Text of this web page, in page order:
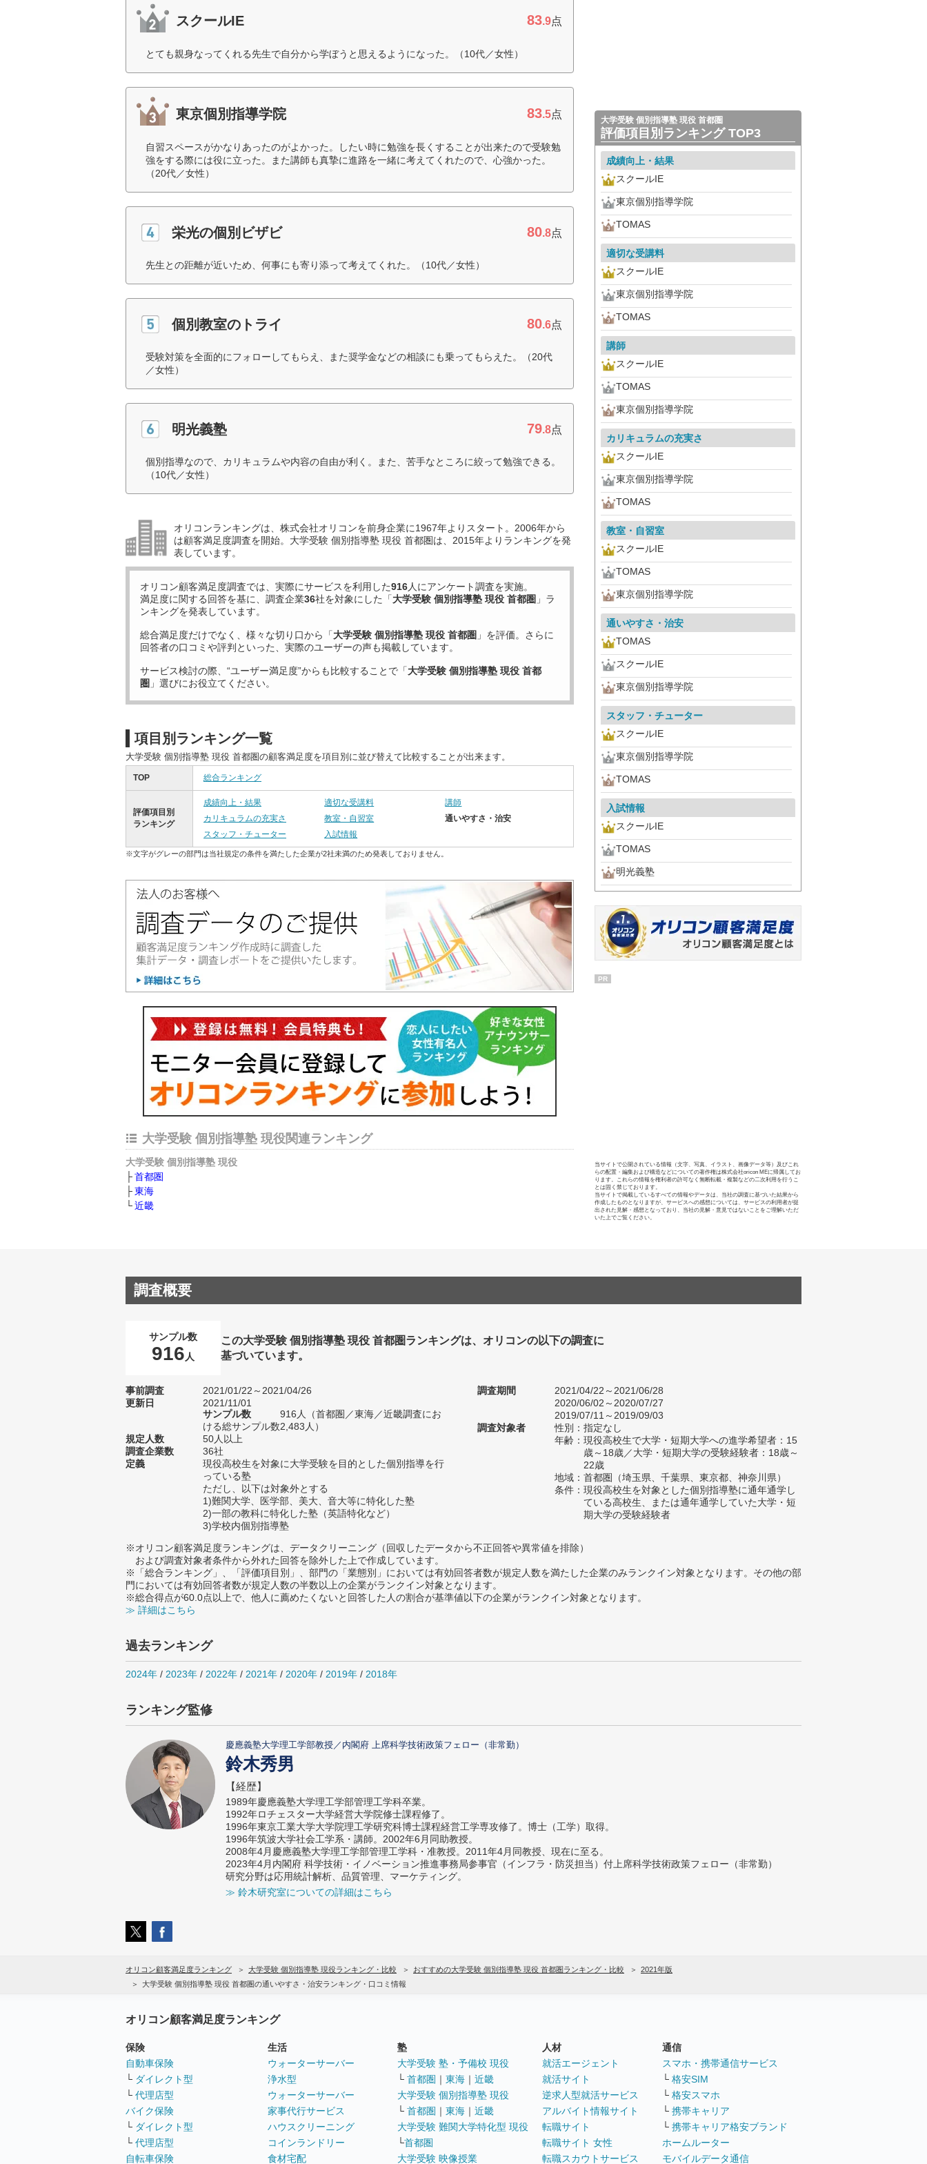
スクールIE 83.9点
とても親身なってくれる先生で自分から学ぼうと思えるようになった。（10代／女性）
東京個別指導学院 83.5点
自習スペースがかなりあったのがよかった。したい時に勉強を長くすることが出来たので受験勉
強をする際には役に立った。また講師も真摯に進路を一緒に考えてくれたので、心強かった。
（20代／女性）
栄光の個別ビザビ 80.8点
先生との距離が近いため、何事にも寄り添って考えてくれた。（10代／女性）
個別教室のトライ 80.6点
受験対策を全面的にフォローしてもらえ、また奨学金などの相談にも乗ってもらえた。（20代
／女性）
明光義塾 79.8点
個別指導なので、カリキュラムや内容の自由が利く。また、苦手なところに絞って勉強できる。
（10代／女性）
オリコンランキングは、株式会社オリコンを前身企業に1967年よりスタート。2006年から
は顧客満足度調査を開始。大学受験 個別指導塾 現役 首都圏は、2015年よりランキングを発
表しています。
オリコン顧客満足度調査では、実際にサービスを利用した916人にアンケート調査を実施。
満足度に関する回答を基に、調査企業36社を対象にした「大学受験 個別指導塾 現役 首都圏 」ラ
ンキングを発表しています。
総合満足度だけでなく、様々な切り口から「大学受験 個別指導塾 現役 首都圏 」を評価。さらに
回答者の口コミや評判といった、実際のユーザーの声も掲載しています。
サービス検討の際、“ユーザー満足度”からも比較することで「大学受験 個別指導塾 現役 首都
圏 」選びにお役立てください。
項目別ランキング一覧
大学受験 個別指導塾 現役 首都圏の顧客満足度を項目別に並び替えて比較することが出来ます。
TOP 総合ランキング
評価項目別
ランキング
成績向上・結果 適切な受講料
講師
カリキュラムの充実さ
教室・自習室
通いやすさ・治安
スタッフ・チューター
入試情報
※文字がグレーの部門は当社規定の条件を満たした企業が2社未満のため発表しておりません。
大学受験 個別指導塾 現役関連ランキング
大学受験 個別指導塾 現役
首都圏
東海
近畿
大学受験 個別指導塾 現役 首都圏
評価項目別ランキング TOP3
成績向上・結果
スクールIE
東京個別指導学院
TOMAS
適切な受講料
スクールIE
東京個別指導学院
TOMAS
講師
スクールIE
TOMAS
東京個別指導学院
カリキュラムの充実さ
スクールIE
東京個別指導学院
TOMAS
教室・自習室
スクールIE
TOMAS
東京個別指導学院
通いやすさ・治安
TOMAS
スクールIE
東京個別指導学院
スタッフ・チューター
スクールIE
東京個別指導学院
TOMAS
入試情報
スクールIE
TOMAS
明光義塾
PR
当サイトで公開されている情報（文字、写真、イラスト、画像データ等）及びこれ
らの配置・編集および構造などについての著作権は株式会社oricon MEに帰属してお
ります。これらの情報を権利者の許可なく無断転載・複製などの二次利用を行うこ
とは固く禁じております。
当サイトで掲載しているすべての情報やデータは、当社の調査に基づいた結果から
作成したものとなりますが、サービスへの感想については、サービスの利用者が提
出された見解・感想となっており、当社の見解・意見ではないことをご理解いただ
いた上でご覧ください。
調査概要
サンプル数
916 人
この大学受験 個別指導塾 現役 首都圏ランキングは、オリコンの以下の調査に
基づいています。
事前調査
2021/01/22～2021/04/26
更新日
2021/11/01
サンプル数
916人（首都圏／東海／近畿調査にお
ける総サンプル数2,483人）
規定人数
50人以上
調査企業数
36社
定義
現役高校生を対象に大学受験を目的とした個別指導を行
っている塾
ただし、以下は対象外とする
1)難関大学、医学部、美大、音大等に特化した塾
2)一部の教科に特化した塾（英語特化など）
3)学校内個別指導塾
調査期間
2021/04/22～2021/06/28
2020/06/02～2020/07/27
2019/07/11～2019/09/03
調査対象者
性別：指定なし
年齢：現役高校生で大学・短期大学への進学希望者：15
歳～18歳／大学・短期大学の受験経験者：18歳～
22歳
地域：首都圏（埼玉県、千葉県、東京都、神奈川県）
条件：現役高校生を対象とした個別指導塾に通年通学し
ている高校生、または通年通学していた大学・短
期大学の受験経験者
※オリコン顧客満足度ランキングは、データクリーニング（回収したデータから不正回答や異常値を排除）
および調査対象者条件から外れた回答を除外した上で作成しています。
※「総合ランキング」、「評価項目別」、部門の「業態別」においては有効回答者数が規定人数を満たした企業のみランクイン対象となります。その他の部
門においては有効回答者数が規定人数の半数以上の企業がランクイン対象となります。
※総合得点が60.0点以上で、他人に薦めたくないと回答した人の割合が基準値以下の企業がランクイン対象となります。
≫ 詳細はこちら
過去ランキング
2024年 / 2023年 / 2022年 / 2021年 / 2020年 / 2019年 / 2018年
ランキング監修
慶應義塾大学理工学部教授／内閣府 上席科学技術政策フェロー（非常勤）
鈴木秀男
【経歴】
1989年慶應義塾大学理工学部管理工学科卒業。
1992年ロチェスター大学経営大学院修士課程修了。
1996年東京工業大学大学院理工学研究科博士課程経営工学専攻修了。博士（工学）取得。
1996年筑波大学社会工学系・講師。2002年6月同助教授。
2008年4月慶應義塾大学理工学部管理工学科・准教授。2011年4月同教授、現在に至る。
2023年4月内閣府 科学技術・イノベーション推進事務局参事官（インフラ・防災担当）付上席科学技術政策フェロー（非常勤）
研究分野は応用統計解析、品質管理、マーケティング。
≫ 鈴木研究室についての詳細はこちら
オリコン顧客満足度ランキング 大学受験 個別指導塾 現役ランキング・比較 おすすめの大学受験 個別指導塾 現役 首都圏ランキング・比較
2021年版
大学受験 個別指導塾 現役 首都圏の通いやすさ・治安ランキング・口コミ情報
オリコン顧客満足度ランキング
保険
自動車保険
└ ダイレクト型
└ 代理店型
バイク保険
└ ダイレクト型
└ 代理店型
自転車保険
生活
ウォーターサーバー
浄水型
ウォーターサーバー
家事代行サービス
ハウスクリーニング
コインランドリー
食材宅配
塾
大学受験 塾・予備校 現役
└ 首都圏 ｜ 東海 ｜ 近畿
大学受験 個別指導塾 現役
└ 首都圏 ｜ 東海 ｜ 近畿
大学受験 難関大学特化型 現役
└首都圏
大学受験 映像授業
人材
就活エージェント
就活サイト
逆求人型就活サービス
アルバイト情報サイト
転職サイト
転職サイト 女性
転職スカウトサービス
通信
スマホ・携帯通信サービス
└ 格安SIM
└ 格安スマホ
└ 携帯キャリア
└ 携帯キャリア格安ブランド
ホームルーター
モバイルデータ通信